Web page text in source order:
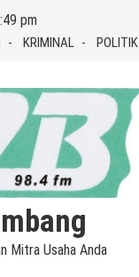
pm
KRIMINAL POLITIK
Mitra Usaha Anda